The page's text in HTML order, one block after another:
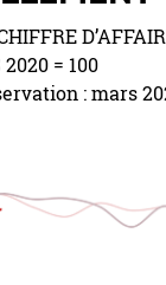
= 100
: mars